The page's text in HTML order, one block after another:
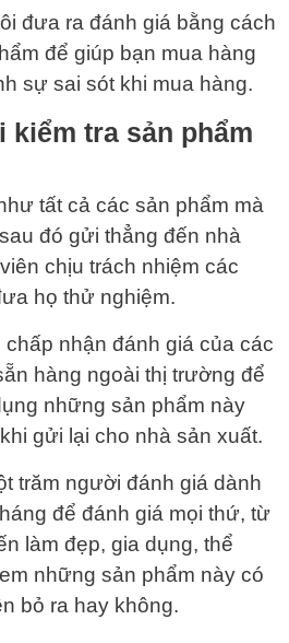
đưa ra đánh giá bằng cách
để giúp bạn mua hàng
sự sai sót khi mua hàng.
kiểm tra sản phẩm
tất cả các sản phẩm mà
đó gửi thẳng đến nhà
chịu trách nhiệm các
họ thử nghiệm.
nhận đánh giá của các
hàng ngoài thị trường để
những sản phẩm này
gửi lại cho nhà sản xuất.
trăm người đánh giá dành
để đánh giá mọi thứ, từ
làm đẹp, gia dụng, thể
những sản phẩm này có
bỏ ra hay không.